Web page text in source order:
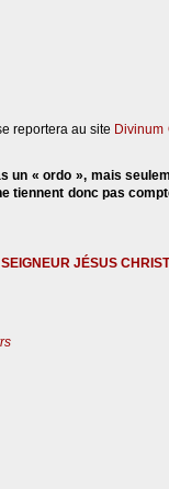
reportera au site Divinum
un « ordo », mais
donc pas
JÉSUS CHRIST